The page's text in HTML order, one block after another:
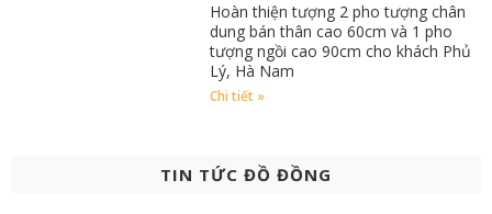
Hoàn thiện tượng 2 pho tượng chân
dung bán thân cao 60cm và 1 pho
tượng ngồi cao 90cm cho khách Phủ
Lý, Hà Nam
Chi tiết »
TIN TỨC ĐỒ ĐỒNG